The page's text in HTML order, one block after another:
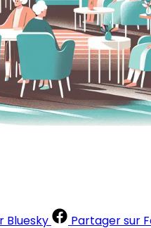
Bluesky Partager sur